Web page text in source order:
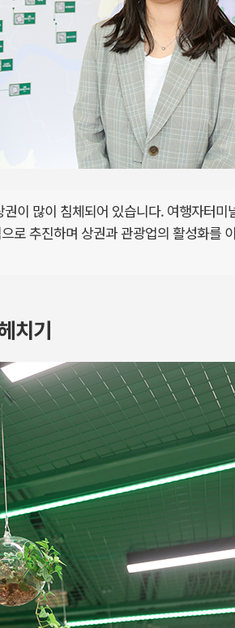
이 많이 침체되어 있습니다. 여행자터
로 추진하며 상권과 관광업의 활성화를
치기